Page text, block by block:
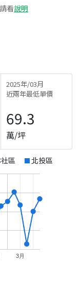
看說明
2025年/03月
近兩年最低單價
69.3
萬/坪
區 北投區
3月